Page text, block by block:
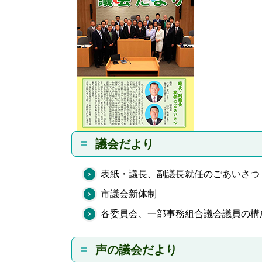
議会だより
表紙・議長、副議長就任のごあいさつ
市議会新体制
各委員会、一部事務組合議会議員の
声の議会だより